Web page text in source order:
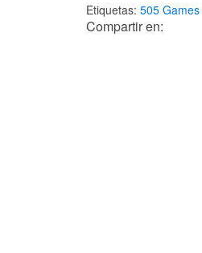
Etiquetas: 505 Games
Compartir en: